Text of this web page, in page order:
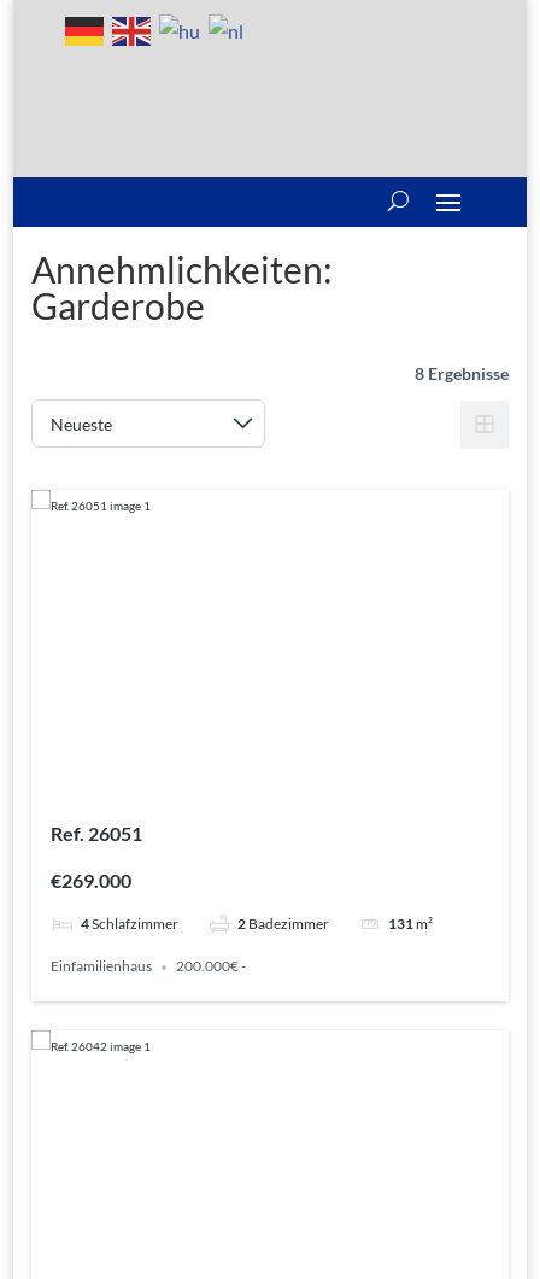
Annehmlichkeiten:
Garderobe
8 Ergebnisse
Ref. 26051
€269.000
4Schlafzimmer 2 Badezimmer 131m²
Einfamilienhaus 200.000€ -